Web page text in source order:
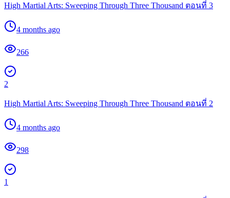
High Martial Arts: Sweeping Through Three Thousand ตอนที่ 3
4 months ago
266
2
High Martial Arts: Sweeping Through Three Thousand ตอนที่ 2
4 months ago
298
1